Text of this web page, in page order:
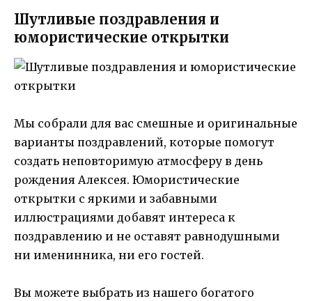
Шутливые поздравления и
юмористические открытки
Мы собрали для вас смешные и оригинальные
варианты поздравлений, которые помогут
создать неповторимую атмосферу в день
рождения Алексея. Юмористические
открытки с яркими и забавными
иллюстрациями добавят интереса к
поздравлению и не оставят равнодушными
ни именинника, ни его гостей.
Вы можете выбрать из нашего богатого